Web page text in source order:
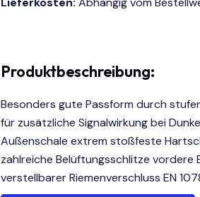
Produktbeschreibung:
Besonders gute Passform durch
für zusätzliche Signalwirkung bei
Außenschale extrem stoßfeste
zahlreiche Belüftungsschlitze
verstellbarer Riemenverschluss EN